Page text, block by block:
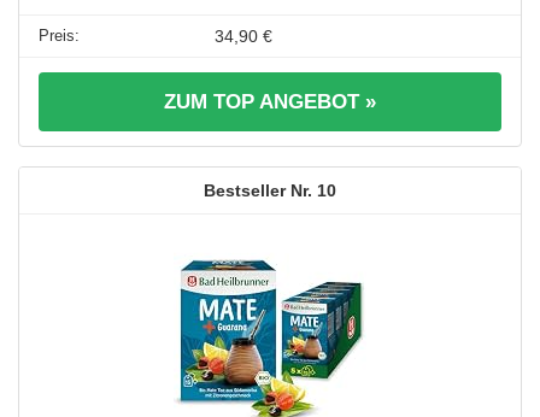
34,90 €
ZUM TOP ANGEBOT »
10